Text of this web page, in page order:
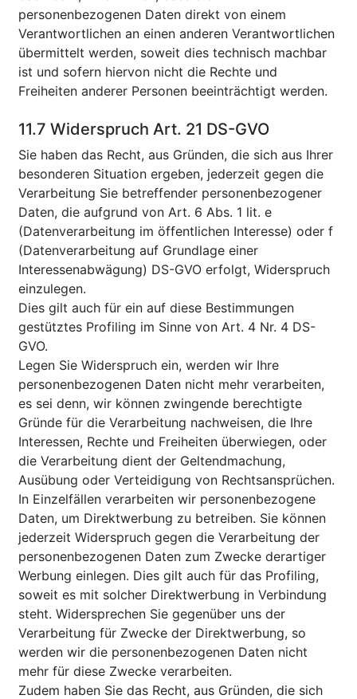
personenbezogenen Daten direkt von einem
Verantwortlichen an einen anderen Verantwortlichen
übermittelt werden, soweit dies technisch machbar
ist und sofern hiervon nicht die Rechte und
Freiheiten anderer Personen beeinträchtigt werden.
11.7 Widerspruch Art. 21 DS-GVO
Sie haben das Recht, aus Gründen, die sich aus Ihrer
besonderen Situation ergeben, jederzeit gegen die
Verarbeitung Sie betreffender personenbezogener
Daten, die aufgrund von Art. 6 Abs. 1 lit. e
(Datenverarbeitung im öffentlichen Interesse) oder f
(Datenverarbeitung auf Grundlage einer
Interessenabwägung) DS-GVO erfolgt, Widerspruch
einzulegen.
Dies gilt auch für ein auf diese Bestimmungen
gestütztes Profiling im Sinne von Art. 4 Nr. 4 DS-
GVO.
Legen Sie Widerspruch ein, werden wir Ihre
personenbezogenen Daten nicht mehr verarbeiten,
es sei denn, wir können zwingende berechtigte
Gründe für die Verarbeitung nachweisen, die Ihre
Interessen, Rechte und Freiheiten überwiegen, oder
die Verarbeitung dient der Geltendmachung,
Ausübung oder Verteidigung von Rechtsansprüchen.
In Einzelfällen verarbeiten wir personenbezogene
Daten, um Direktwerbung zu betreiben. Sie können
jederzeit Widerspruch gegen die Verarbeitung der
personenbezogenen Daten zum Zwecke derartiger
Werbung einlegen. Dies gilt auch für das Profiling,
soweit es mit solcher Direktwerbung in Verbindung
steht. Widersprechen Sie gegenüber uns der
Verarbeitung für Zwecke der Direktwerbung, so
werden wir die personenbezogenen Daten nicht
mehr für diese Zwecke verarbeiten.
Zudem haben Sie das Recht, aus Gründen, die sich